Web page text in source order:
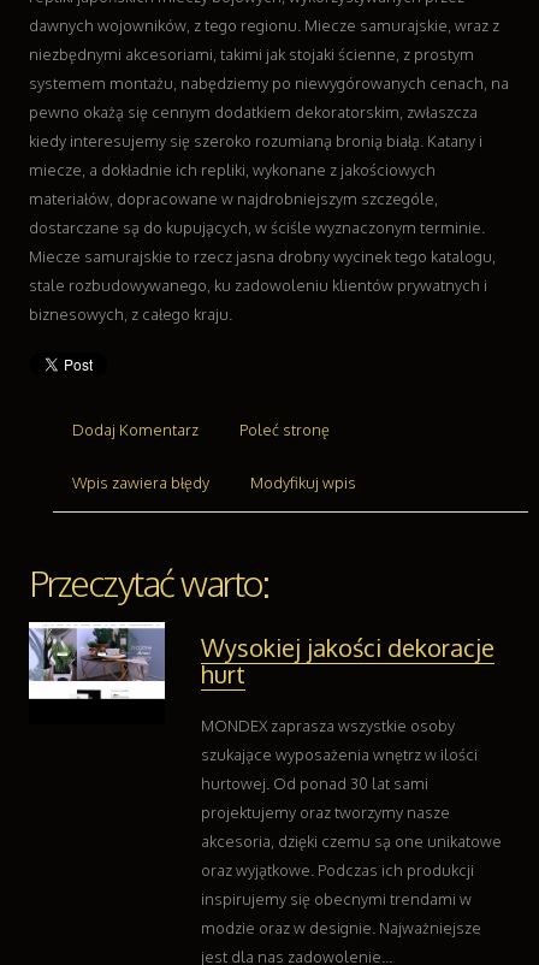
Elektronika, RTV, AGD
Art. Dla Zwierząt
Ogród, Rośliny
Chemia
Art. Spożywcze
Materiały Eksploatacyjne
Inne Sklepy
Sprzęt
Maszyny
Narzędzia
Przemysł Metalowy
Części Samochodowe
Usługi Motoryzacyjne
Salony, Komisy
Agencje Reklamowe
Inne Agencje
Hobby
Zajęcia Sportowe i Rekreacyjne
Branże
Informatyczne
Restauracje, Catering
Fotografia
Adwokaci, Porady Prawne
Ślub i Wesele
dawnych wojowników, z tego regionu. Miecze samurajskie, wraz z
niezbędnymi akcesoriami, takimi jak stojaki ścienne, z prostym
systemem montażu, nabędziemy po niewygórowanych cenach, na
pewno okażą się cennym dodatkiem dekoratorskim, zwłaszcza
kiedy interesujemy się szeroko rozumianą bronią białą. Katany i
miecze, a dokładnie ich repliki, wykonane z jakościowych
materiałów, dopracowane w najdrobniejszym szczególe,
dostarczane są do kupujących, w ściśle wyznaczonym terminie.
Miecze samurajskie to rzecz jasna drobny wycinek tego katalogu,
stale rozbudowywanego, ku zadowoleniu klientów prywatnych i
biznesowych, z całego kraju.
Dodaj Komentarz Poleć stronę
Wpis zawiera błędy Modyfikuj wpis
Przeczytać warto:
Wysokiej jakości dekoracje
hurt
MONDEX zaprasza wszystkie osoby
szukające wyposażenia wnętrz w ilości
hurtowej. Od ponad 30 lat sami
projektujemy oraz tworzymy nasze
akcesoria, dzięki czemu są one unikatowe
oraz wyjątkowe. Podczas ich produkcji
inspirujemy się obecnymi trendami w
modzie oraz w designie. Najważniejsze
jest dla nas zadowolenie...